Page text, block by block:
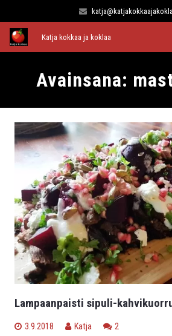
Katja kokkaa ja koklaa
Pääruoat
Lisukkeet
Jälkiruoat
Kaikki reseptit
Avainsana:
Lampaanpaisti sipuli-
3.9.2018 Katja 2kommenttia